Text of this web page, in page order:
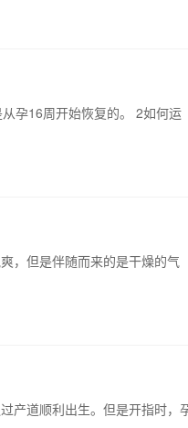
孕16周开始恢复的。 2如何运
，但是伴随而来的是干燥的气
产道顺利出生。但是开指时，